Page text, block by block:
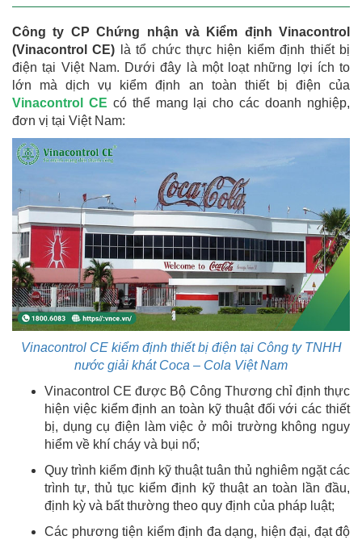
Công ty CP Chứng nhận và Kiểm định Vinacontrol
(Vinacontrol CE) là tổ chức thực hiện kiểm định thiết bị
điện tại Việt Nam. Dưới đây là một loạt những lợi ích to
lớn mà dịch vụ kiểm định an toàn thiết bị điện của
Vinacontrol CE có thể mang lại cho các doanh nghiệp,
đơn vị tại Việt Nam:
Vinacontrol CE kiểm định thiết bị điện tại Công ty TNHH
nước giải khát Coca – Cola Việt Nam
Vinacontrol CE được Bộ Công Thương chỉ định thực
hiện việc kiểm định an toàn kỹ thuật đối với các thiết
bị, dụng cụ điện làm việc ở môi trường không nguy
hiểm về khí cháy và bụi nổ;
Quy trình kiểm định kỹ thuật tuân thủ nghiêm ngặt các
trình tự, thủ tục kiểm định kỹ thuật an toàn lần đầu,
định kỳ và bất thường theo quy định của pháp luật;
Các phương tiện kiểm định đa dạng, hiện đại, đạt độ